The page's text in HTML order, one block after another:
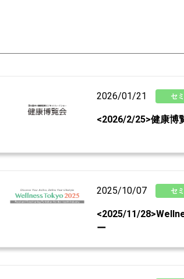
2026/01/21 セ
<2026/2/25>健康博
2025/10/07 セ
<2025/11/
ー